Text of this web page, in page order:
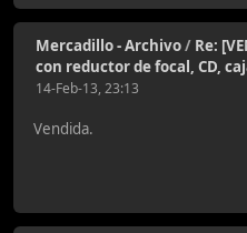
Mercadillo - Archivo/ Re:
con reductor de focal, CD,
14-Feb-13, 23:13
Vendida.